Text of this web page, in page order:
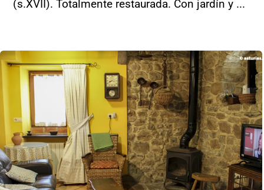
(s.XVII). Totalmente restaurada. Con jardín y ...